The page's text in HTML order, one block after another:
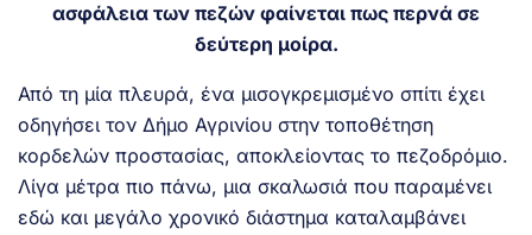
ασφάλεια των πεζών φαίνεται πως περνά σε
δεύτερη μοίρα.
Από τη μία πλευρά, ένα μισογκρεμισμένο σπίτι έχει
οδηγήσει τον Δήμο Αγρινίου στην τοποθέτηση
κορδελών προστασίας, αποκλείοντας το πεζοδρόμιο.
Λίγα μέτρα πιο πάνω, μια σκαλωσιά που παραμένει
εδώ και μεγάλο χρονικό διάστημα καταλαμβάνει